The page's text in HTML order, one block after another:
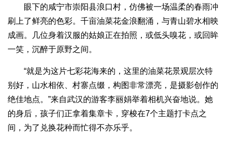
眼下的咸宁市崇阳县浪口村，仿佛被一场温柔的春雨冲
刷上了鲜亮的色彩。千亩油菜花金浪翻涌，与青山碧水相映
成画。几位身着汉服的姑娘正在拍照，或低头嗅花，或回眸
一笑，沉醉于原野之间。
“就是为这片七彩花海来的，这里的油菜花景观层次特
别好，山水相依、村寨点缀，构图非常漂亮，是摄影创作的
绝佳地点。”来自武汉的游客李丽娟举着相机兴奋地说。她
的身后，孩子们正拿着集章卡，穿梭在7个主题打卡点之
间，为了兑换花种而忙得不亦乐乎。